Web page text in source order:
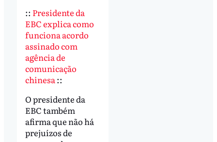
:: Presidente da
EBC explica como
funciona acordo
assinado com
agência de
comunicação
chinesa::
O presidente da
EBC também
afirma que não há
prejuízos de